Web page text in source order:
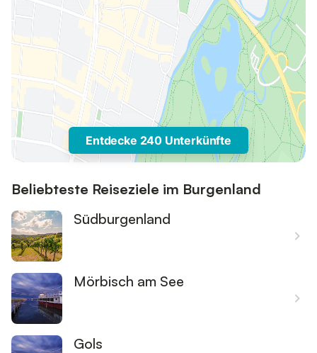
Entdecke 240 Unterkünfte
Beliebteste Reiseziele im Burgenland
Südburgenland
Mörbisch am See
Gols